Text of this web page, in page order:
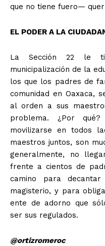
que no tiene fuero—
EL PODER A LA
La Sección 22 le
municipalización de la
los que los padres de
comunidad en Oaxaca,
al orden a sus
problema. ¿Por
movilizarse en todos
maestros juntos, son
generalmente, no
frente a cientos de
camino para
magisterio, y para
ente de adorno que
ser sus regulados.
@ortizromeroc